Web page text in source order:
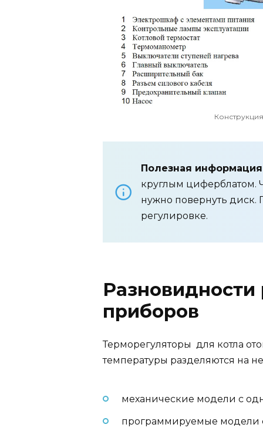
Полезная
круглым циферблатом.
нужно повернуть
регулировке.
приборов
Терморегуляторы для котла
температуры разделяются на
механические модели с
программируемые модели